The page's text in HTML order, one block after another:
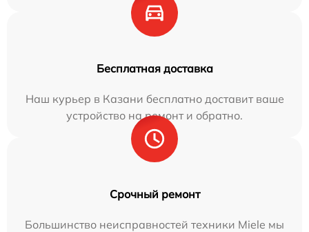
Бесплатная доставка
Наш курьер в Казани бесплатно доставит ваше
устройство на ремонт и обратно.
Срочный ремонт
Большинство неисправностей техники Miele мы